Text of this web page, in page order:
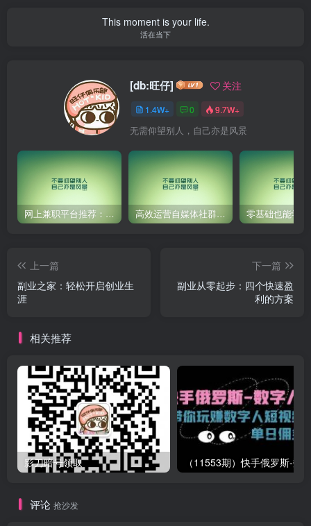
This moment is your life.
活在当下
[db:旺仔] 关注
1.4W+ 0 9.7W+
无需仰望别人，自己亦是风景
网上兼职平台推荐：国外网赚任务！ 高效运营自媒体社群，让内容更有价值！
上一篇
副业之家：轻松开启创业生
涯
下一篇
副业从零起步：四个快速盈
利的方案
相关推荐
影刀暗号领取
评论 抢沙发